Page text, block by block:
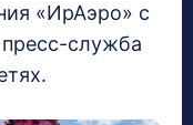
«ИрАэро» с
служба